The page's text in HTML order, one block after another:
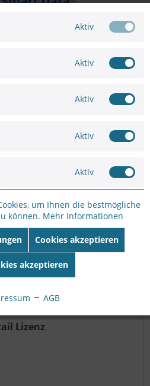
MxMC Smart Data
an einem MxMC-
 Nutzung zeitlich unbefristet,
Lizenz
Aktiv
Aktiv
Aktiv
Aktiv
Aktiv
um Ihnen die bestmögliche
können. Mehr Informationen
Cookies akzeptieren
akzeptieren
AGB